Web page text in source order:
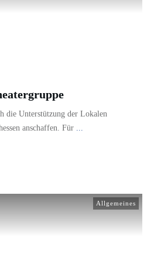
die Unterstützung der Lokalen
anschaffen. Für ...
Allgemeines